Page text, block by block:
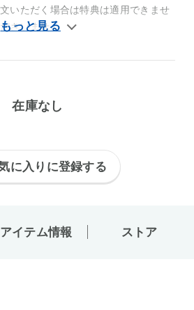
いただく場合は特典は適用できませ
さいませ。
在庫なし
に入りに登録する
アイテム情報 ストア